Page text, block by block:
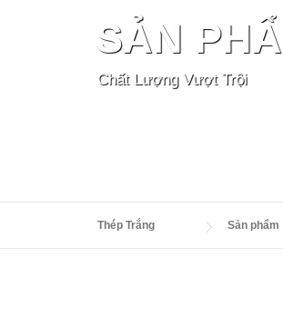
SẢN
Chất Lượng Vượt Trội
Thép Trắng Sản phẩm